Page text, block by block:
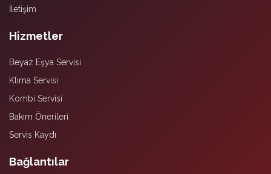
İletişim
Hizmetler
Beyaz Eşya Servisi
Klima Servisi
Kombi Servisi
Bakım Önerileri
Servis Kaydı
Bağlantılar